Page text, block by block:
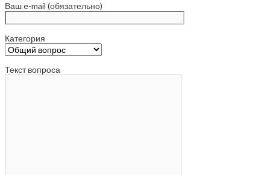
Ваш e-mail (обязательно)
Категория
Текст вопроса